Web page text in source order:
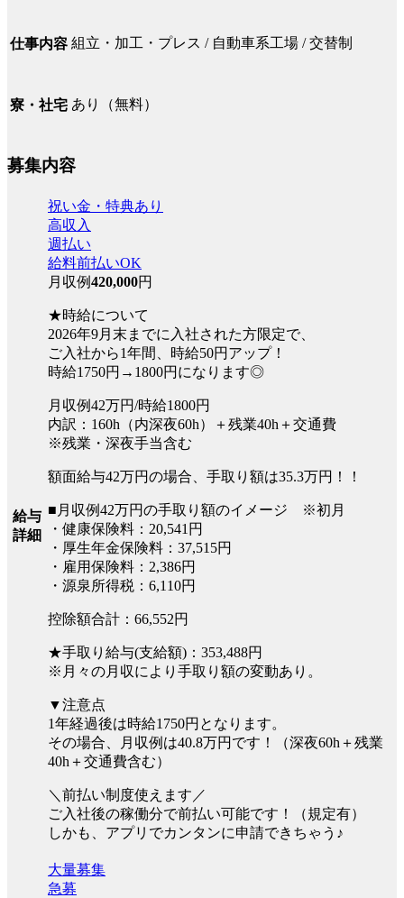
仕事内容 組立・加工・プレス / 自動車系工場 / 交替制
寮・社宅 あり（無料）
募集内容
給与
詳細
祝い金・特典あり
高収入
週払い
給料前払いOK
月収例420,000円
★時給について
2026年9月末までに入社された方限定で、
ご入社から1年間、時給50円アップ！
時給1750円→1800円になります◎
月収例42万円/時給1800円
内訳：160h（内深夜60h）＋残業40h＋交通費
※残業・深夜手当含む
額面給与42万円の場合、手取り額は35.3万円！！
■月収例42万円の手取り額のイメージ ※初月
・健康保険料：20,541円
・厚生年金保険料：37,515円
・雇用保険料：2,386円
・源泉所得税：6,110円
控除額合計：66,552円
★手取り給与(支給額)：353,488円
※月々の月収により手取り額の変動あり。
▼注意点
1年経過後は時給1750円となります。
その場合、月収例は40.8万円です！（深夜60h＋残業
40h＋交通費含む）
＼前払い制度使えます／
ご入社後の稼働分で前払い可能です！（規定有）
しかも、アプリでカンタンに申請できちゃう♪
大量募集
急募